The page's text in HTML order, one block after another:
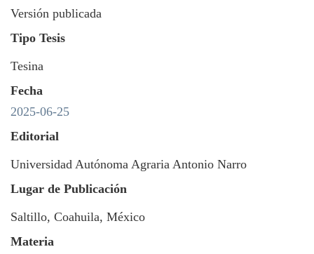
Versión publicada
Tipo Tesis
Tesina
Fecha
2025-06-25
Editorial
Universidad Autónoma Agraria Antonio Narro
Lugar de Publicación
Saltillo, Coahuila, México
Materia